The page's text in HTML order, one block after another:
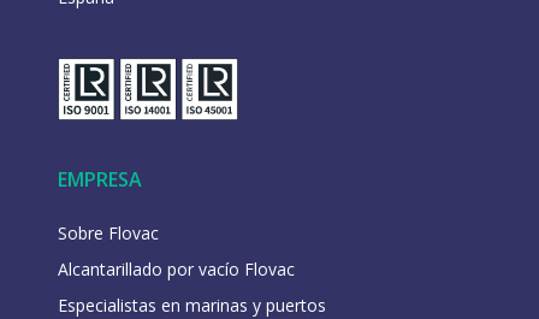
EMPRESA
Sobre Flovac
Alcantarillado por vacío Flovac
Especialistas en marinas y puertos